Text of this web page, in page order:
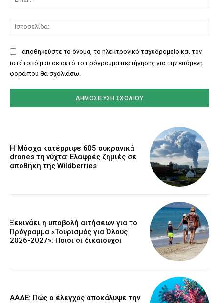
αποθηκεύστε το όνομα, το ηλεκτρονικό ταχυδρομείο και τον
ιστότοπό μου σε αυτό το πρόγραμμα περιήγησης για την επόμενη
φορά που θα σχολιάσω.
Η Μόσχα κατέρριψε 605 ουκρανικά
drones τη νύχτα: Ελαφρές ζημιές σε
αποθήκη της Wildberries
Ξεκινάει η υποβολή αιτήσεων για το
Πρόγραμμα «Τουρισμός για Όλους
2026-2027»: Ποιοι οι δικαιούχοι
ΑΑΔΕ: Πώς ο έλεγχος αποκάλυψε την